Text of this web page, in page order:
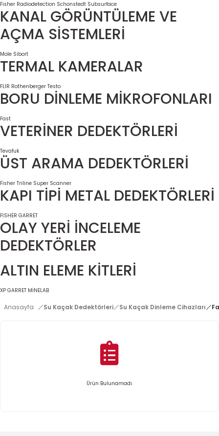
Fisher Radiodetection Schonstedt Subsurface
KANAL GÖRÜNTÜLEME VE
AÇMA SİSTEMLERİ
Mole Sibort
TERMAL KAMERALAR
FLIR Rothenberger Testo
BORU DİNLEME MİKROFONLARI
Fast
VETERİNER DEDEKTÖRLERİ
Tevafuk
ÜST ARAMA DEDEKTÖRLERİ
Fisher Triline Super Scanner
KAPI TİPİ METAL DEDEKTÖRLERİ
FİSHER GARRET
OLAY YERİ İNCELEME
DEDEKTÖRLER
ALTIN ELEME KİTLERİ
XP GARRET MİNELAB
Anasayfa Su Kaçak Dedektörleri Su Kaçak Dinleme Cihazları
Ürün Bulunamadı.